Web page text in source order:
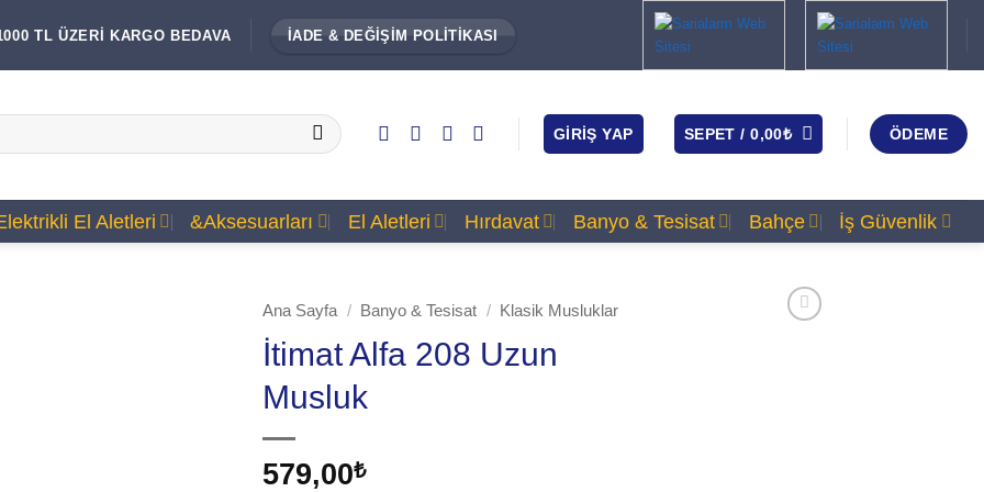
TL ÜZERİ KARGO BEDAVA İADE & DEĞİŞİM POLİTİKASI
GIRIŞ YAP SEPET /0,00₺ ÖDEME
El Aletleri &Aksesuarları El Aletleri Hırdavat Banyo & Tesisat Bahçe İş Güvenlik
Ana Sayfa / Banyo & Tesisat / Klasik Musluklar
İtimat Alfa 208 Uzun
Musluk
579,00₺